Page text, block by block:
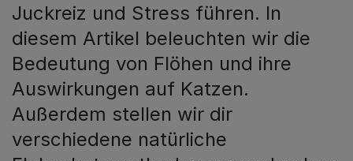
Juckreiz und Stress führen. In
diesem Artikel beleuchten wir die
Bedeutung von Flöhen und ihre
Auswirkungen auf Katzen.
Außerdem stellen wir dir
verschiedene natürliche